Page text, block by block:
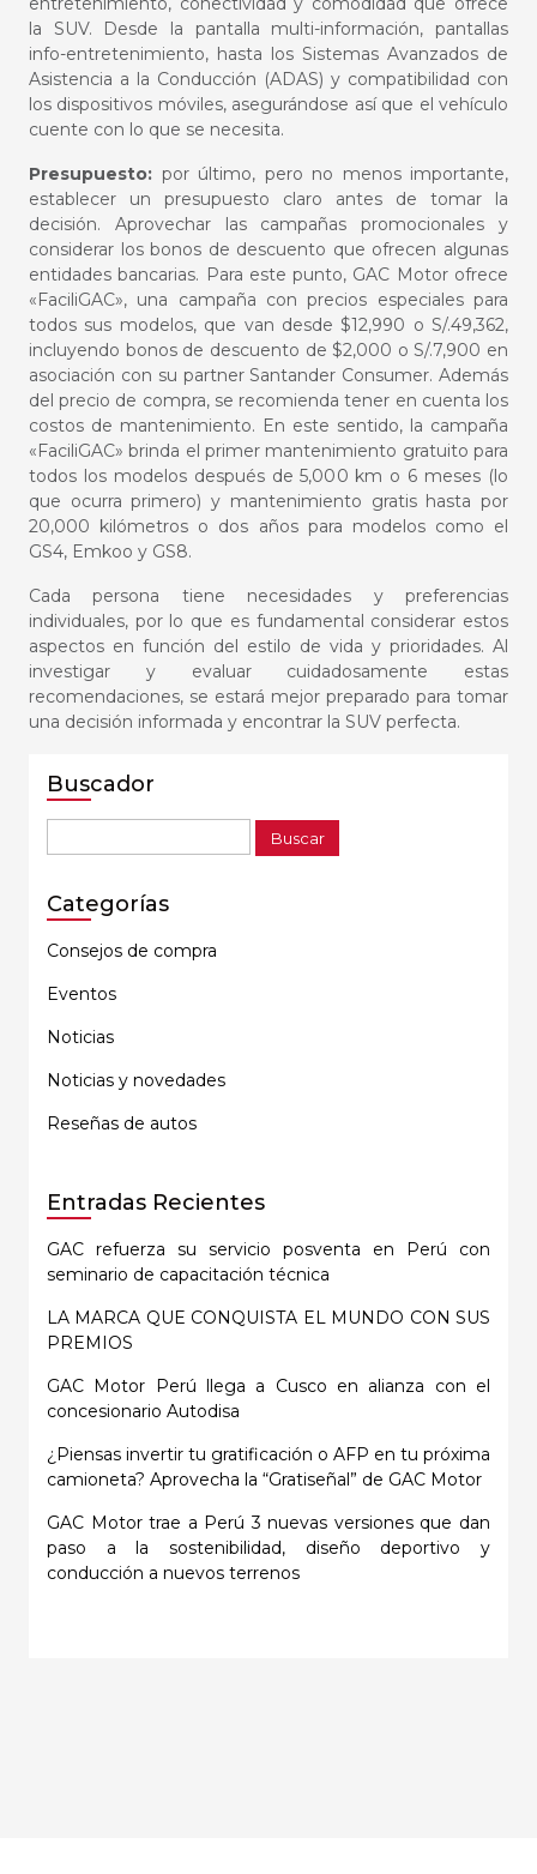
la SUV. Desde la pantalla multi-información, pantallas
info-entretenimiento, hasta los Sistemas Avanzados de
Asistencia a la Conducción (ADAS) y compatibilidad con
los dispositivos móviles, asegurándose así que el vehículo
cuente con lo que se necesita.
Presupuesto: por último, pero no menos importante,
establecer un presupuesto claro antes de tomar la
decisión. Aprovechar las campañas promocionales y
considerar los bonos de descuento que ofrecen algunas
entidades bancarias. Para este punto, GAC Motor ofrece
«FaciliGAC», una campaña con precios especiales para
todos sus modelos, que van desde $12,990 o S/.49,362,
incluyendo bonos de descuento de $2,000 o S/.7,900 en
asociación con su partner Santander Consumer. Además
del precio de compra, se recomienda tener en cuenta los
costos de mantenimiento. En este sentido, la campaña
«FaciliGAC» brinda el primer mantenimiento gratuito para
todos los modelos después de 5,000 km o 6 meses (lo
que ocurra primero) y mantenimiento gratis hasta por
20,000 kilómetros o dos años para modelos como el
GS4, Emkoo y GS8.
Cada persona tiene necesidades y preferencias
individuales, por lo que es fundamental considerar estos
aspectos en función del estilo de vida y prioridades. Al
investigar y evaluar cuidadosamente estas
recomendaciones, se estará mejor preparado para tomar
una decisión informada y encontrar la SUV perfecta.
Buscador
Categorías
Consejos de compra
Eventos
Noticias
Noticias y novedades
Reseñas de autos
Entradas Recientes
GAC refuerza su servicio posventa en Perú con
seminario de capacitación técnica
LA MARCA QUE CONQUISTA EL MUNDO CON SUS
PREMIOS
GAC Motor Perú llega a Cusco en alianza con el
concesionario Autodisa
¿Piensas invertir tu gratificación o AFP en tu próxima
camioneta? Aprovecha la “Gratiseñal” de GAC Motor
GAC Motor trae a Perú 3 nuevas versiones que dan
paso a la sostenibilidad, diseño deportivo y
conducción a nuevos terrenos